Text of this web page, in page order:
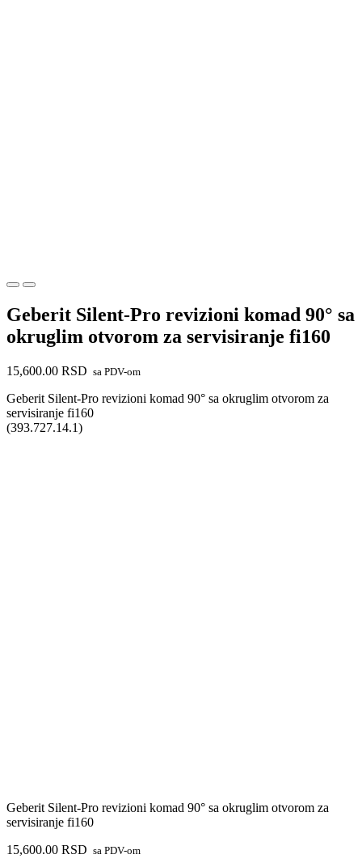
Geberit Silent-Pro revizioni komad 90° sa
okruglim otvorom za servisiranje fi160
15,600.00 RSD sa PDV-om
Geberit Silent-Pro revizioni komad 90° sa okruglim otvorom za
servisiranje fi160
(393.727.14.1)
Geberit Silent-Pro revizioni komad 90° sa okruglim otvorom za
servisiranje fi160
15,600.00 RSD sa PDV-om